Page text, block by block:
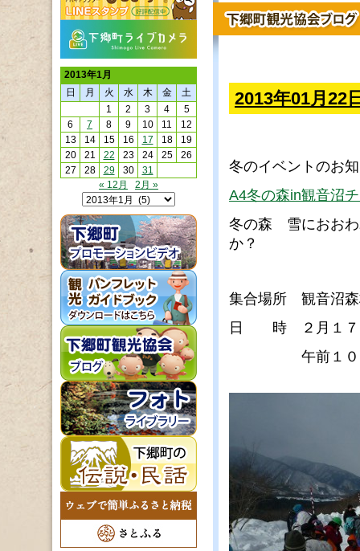
2013年01月22
冬のイベントのお
A4冬の森in観音沼
冬の森 雪におおわ
か？
集合場所 観音沼森
日 時 ２月１７
午前１０時
2013年1月
日
月 火 水 木 金
土
1
2 3 4
5
6
7 8 9 10 11
12
13
14 15 16 17 18
19
20
21 22 23 24 25
26
27
28 29 30
31
« 12月
2月 »